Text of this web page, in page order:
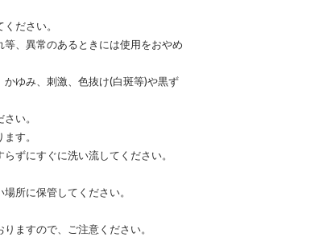
ださい。
、異常のあるときには使用をおやめ
かゆみ、刺激、色抜け(白斑等)や黒ず
い。
す。
ずにすぐに洗い流してください。
所に保管してください。
ますので、ご注意ください。